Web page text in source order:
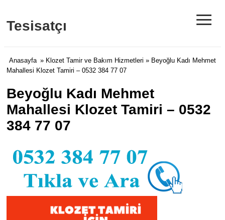
Tesisatçı ≡
Anasayfa » Klozet Tamir ve Bakım Hizmetleri » Beyoğlu Kadı Mehmet
Mahallesi Klozet Tamiri – 0532 384 77 07
Beyoğlu Kadı Mehmet
Mahallesi Klozet Tamiri – 0532
384 77 07